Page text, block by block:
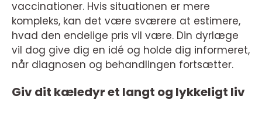
vaccinationer. Hvis situationen er mere
kompleks, kan det være sværere at estimere,
hvad den endelige pris vil være. Din dyrlæge
vil dog give dig en idé og holde dig informeret,
når diagnosen og behandlingen fortsætter.
Giv dit kæledyr et langt og lykkeligt liv